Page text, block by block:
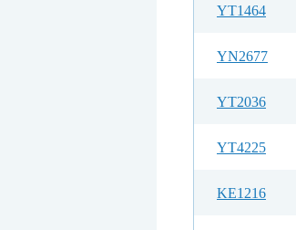
YT1464
YN2677
YT2036
YT4225
KE1216